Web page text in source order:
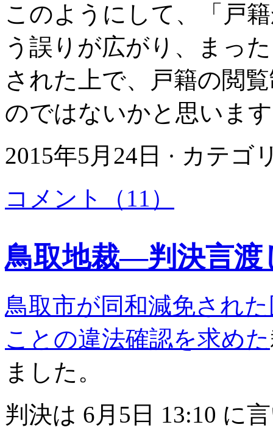
このようにして、「戸
う誤りが広がり、まっ
された上で、戸籍の閲
のではないかと思いま
2015年5月24日 · カテゴ
コメント（11）
鳥取地裁―判決言渡
鳥取市が同和減免され
ことの違法確認を求めた
ました。
判決は 6月5日 13:10 に